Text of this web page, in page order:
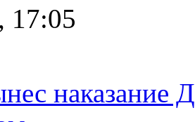
17:05
наказание